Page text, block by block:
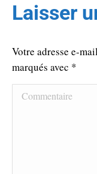
Laisser
Votre adresse e-
marqués avec *
Commentaire